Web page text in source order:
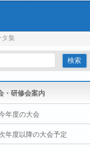
集
・研修会案内
年度の大会
年度以降の大会予定